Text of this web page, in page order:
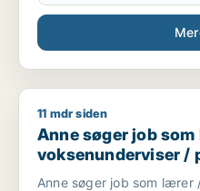
Anne søger job som
11 mdr siden
Anne søger job
voksenunderviser
Anne søger job som lærer